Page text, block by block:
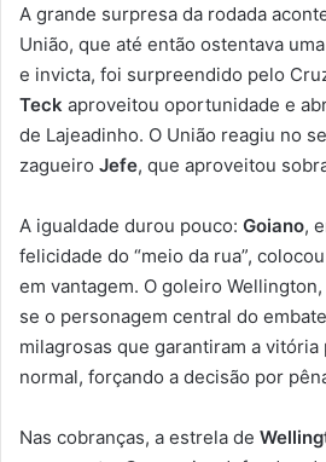
A grande surpresa da rodada
União, que até então ostentava
e invicta, foi surpreendido pelo
Teck aproveitou oportunidade e
de Lajeadinho. O União reagiu no
zagueiro Jefe, que aproveitou
A igualdade durou pouco: Goiano,
felicidade do “meio da rua”,
em vantagem. O goleiro
se o personagem central do
milagrosas que garantiram a vitória
normal, forçando a decisão por
Nas cobranças, a estrela de